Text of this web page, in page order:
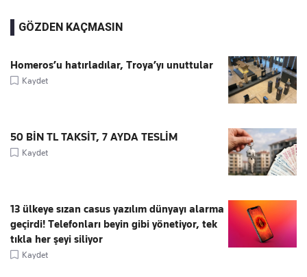
GÖZDEN KAÇMASIN
Homeros’u hatırladılar, Troya’yı unuttular
Kaydet
50 BİN TL TAKSİT, 7 AYDA TESLİM
Kaydet
13 ülkeye sızan casus yazılım dünyayı alarma
geçirdi! Telefonları beyin gibi yönetiyor, tek
tıkla her şeyi siliyor
Kaydet